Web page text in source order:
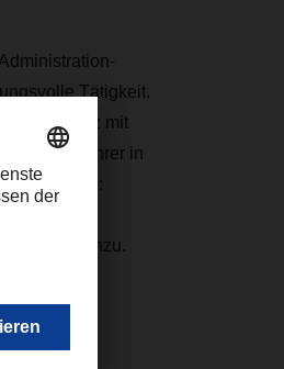
Tätigkeit.
mit
Qualitätsführer in
vergessen:
hinzu.